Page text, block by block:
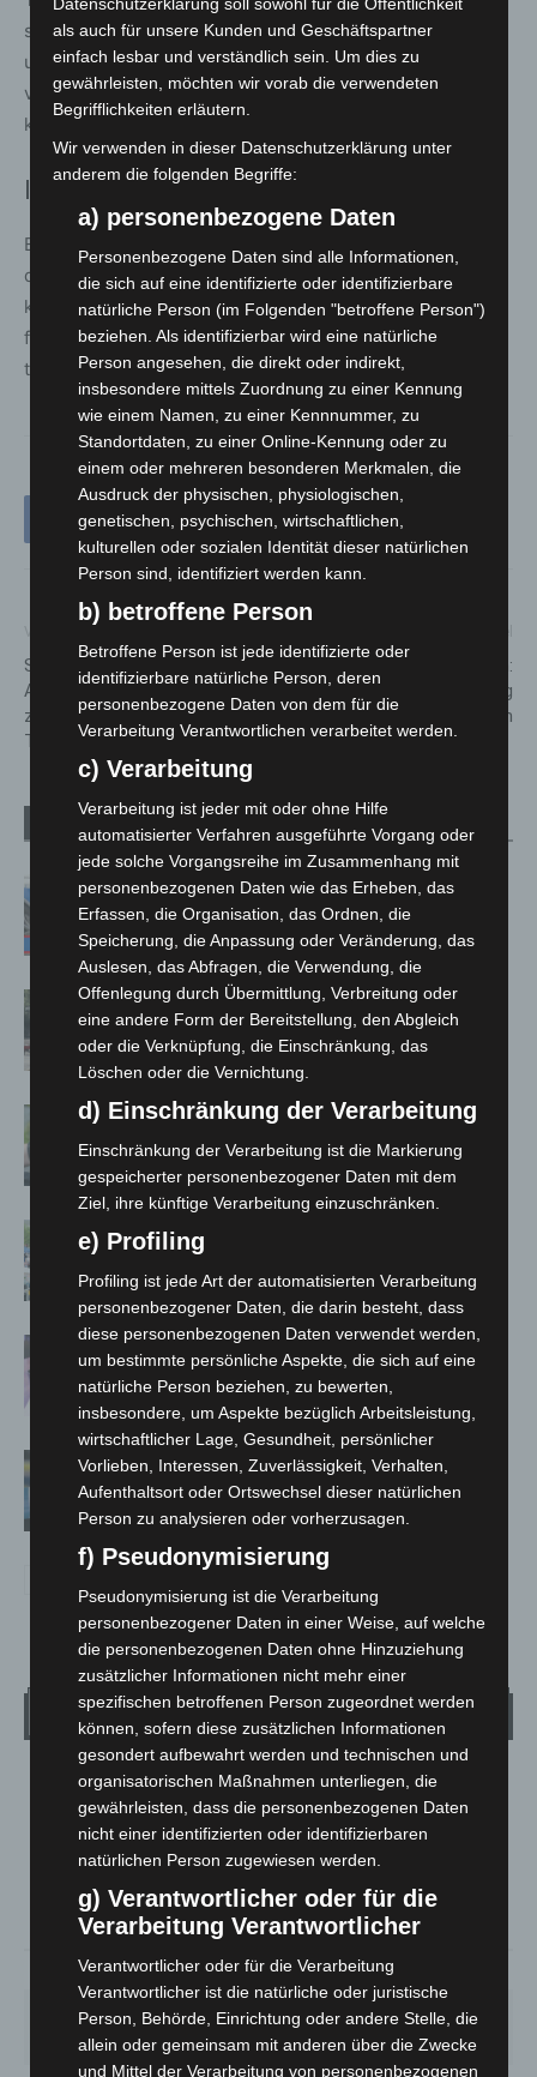
schrittweise weiter auf erneuerbare Energien
umzustellen. Ziel ist es, bis zum Jahr 2035 eine
vollständig regenerative Wärmeversorgung anbieten zu
können.
Informationen für Interessierte
Eigentümerinnen und Eigentümer im betroffenen Gebiet,
die Interesse an einem Nahwärmeanschluss haben,
können sich jederzeit bei der EPL melden. Anfragen sind
formlos per E-Mail an info@epl-energie.de möglich oder
telefonisch unter 0511 22060/123 und /124.
Sachbeschädigungen an
Autos in Hannover gehen
zurück: Polizei identifiziert
Tatverdächtigen
Instandsetzungsarbeiten:
Hannover Airport – Sperrung
der Nordbahn
Verwandte Artikel Mehr vom Autor
Mann läuft mit Hockeyschläger über
A7 – Polizei sucht Zeugen
Gasleitung bei McDonald’s-Umbau in
Langenhagen beschädigt
Langenhagen: Autofahrer mit 3,17
Promille aus dem Verkehr gezogen
Blaulichtmeile Langenhagen 2026:
Polizei, Feuerwehr und Rettung
hautnah erleben
Polizei Langenhagen testet Aufnahme
von Anzeigen per Videochat
Vermisste Seniorin aus Godshorn tot
aufgefunden
Wetter
LANGENHAGEN
Überwiegend Bewölkt
19.6° C
19°
78% 0.5m/s 63%
DO.
29°
FR.
24°
SA.
27 °
SO.
31°
MO.
31°
als auch für unsere Kunden und Geschäftspartner
einfach lesbar und verständlich sein. Um dies zu
gewährleisten, möchten wir vorab die verwendeten
Begrifflichkeiten erläutern.
Wir verwenden in dieser Datenschutzerklärung unter
anderem die folgenden Begriffe:
a) personenbezogene Daten
Personenbezogene Daten sind alle Informationen,
die sich auf eine identifizierte oder identifizierbare
natürliche Person (im Folgenden "betroffene Person")
beziehen. Als identifizierbar wird eine natürliche
Person angesehen, die direkt oder indirekt,
insbesondere mittels Zuordnung zu einer Kennung
wie einem Namen, zu einer Kennnummer, zu
Standortdaten, zu einer Online-Kennung oder zu
einem oder mehreren besonderen Merkmalen, die
Ausdruck der physischen, physiologischen,
genetischen, psychischen, wirtschaftlichen,
kulturellen oder sozialen Identität dieser natürlichen
Person sind, identifiziert werden kann.
b) betroffene Person
Betroffene Person ist jede identifizierte oder
identifizierbare natürliche Person, deren
personenbezogene Daten von dem für die
Verarbeitung Verantwortlichen verarbeitet werden.
c) Verarbeitung
Verarbeitung ist jeder mit oder ohne Hilfe
automatisierter Verfahren ausgeführte Vorgang oder
jede solche Vorgangsreihe im Zusammenhang mit
personenbezogenen Daten wie das Erheben, das
Erfassen, die Organisation, das Ordnen, die
Speicherung, die Anpassung oder Veränderung, das
Auslesen, das Abfragen, die Verwendung, die
Offenlegung durch Übermittlung, Verbreitung oder
eine andere Form der Bereitstellung, den Abgleich
oder die Verknüpfung, die Einschränkung, das
Löschen oder die Vernichtung.
d) Einschränkung der Verarbeitung
Einschränkung der Verarbeitung ist die Markierung
gespeicherter personenbezogener Daten mit dem
Ziel, ihre künftige Verarbeitung einzuschränken.
e) Profiling
Profiling ist jede Art der automatisierten Verarbeitung
personenbezogener Daten, die darin besteht, dass
diese personenbezogenen Daten verwendet werden,
um bestimmte persönliche Aspekte, die sich auf eine
natürliche Person beziehen, zu bewerten,
insbesondere, um Aspekte bezüglich Arbeitsleistung,
wirtschaftlicher Lage, Gesundheit, persönlicher
Vorlieben, Interessen, Zuverlässigkeit, Verhalten,
Aufenthaltsort oder Ortswechsel dieser natürlichen
Person zu analysieren oder vorherzusagen.
f) Pseudonymisierung
Pseudonymisierung ist die Verarbeitung
personenbezogener Daten in einer Weise, auf welche
die personenbezogenen Daten ohne Hinzuziehung
zusätzlicher Informationen nicht mehr einer
spezifischen betroffenen Person zugeordnet werden
können, sofern diese zusätzlichen Informationen
gesondert aufbewahrt werden und technischen und
organisatorischen Maßnahmen unterliegen, die
gewährleisten, dass die personenbezogenen Daten
nicht einer identifizierten oder identifizierbaren
natürlichen Person zugewiesen werden.
g) Verantwortlicher oder für die
Verarbeitung Verantwortlicher
Verantwortlicher oder für die Verarbeitung
Verantwortlicher ist die natürliche oder juristische
Person, Behörde, Einrichtung oder andere Stelle, die
allein oder gemeinsam mit anderen über die Zwecke
und Mittel der Verarbeitung von personenbezogenen